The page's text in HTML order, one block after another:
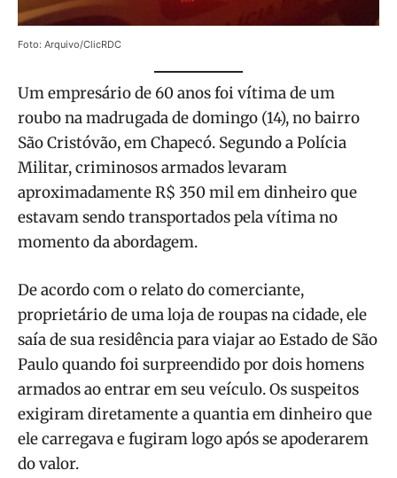
Foto: Arquivo/ClicRDC
Um empresário de 60 anos foi vítima de um
roubo na madrugada de domingo (14), no bairro
São Cristóvão, em Chapecó. Segundo a Polícia
Militar, criminosos armados levaram
aproximadamente R$ 350 mil em dinheiro que
estavam sendo transportados pela vítima no
momento da abordagem.
De acordo com o relato do comerciante,
proprietário de uma loja de roupas na cidade, ele
saía de sua residência para viajar ao Estado de São
Paulo quando foi surpreendido por dois homens
armados ao entrar em seu veículo. Os suspeitos
exigiram diretamente a quantia em dinheiro que
ele carregava e fugiram logo após se apoderarem
do valor.